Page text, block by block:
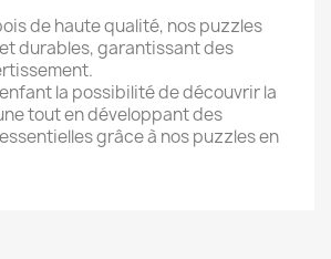
de haute qualité, nos puzzles
durables, garantissant des
la possibilité de découvrir la
tout en développant des
grâce à nos puzzles en